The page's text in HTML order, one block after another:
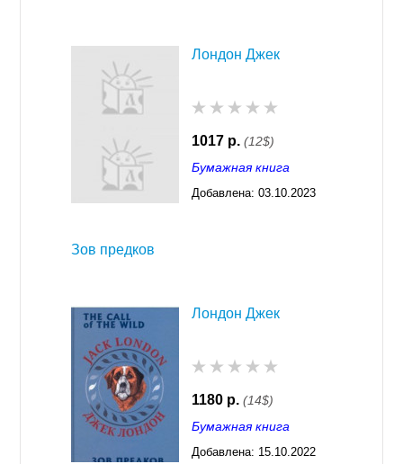
Лондон Джек
1017 р. (12$)
Бумажная книга
Добавлена: 03.10.2023
Зов предков
Лондон Джек
1180 р. (14$)
Бумажная книга
Добавлена: 15.10.2022